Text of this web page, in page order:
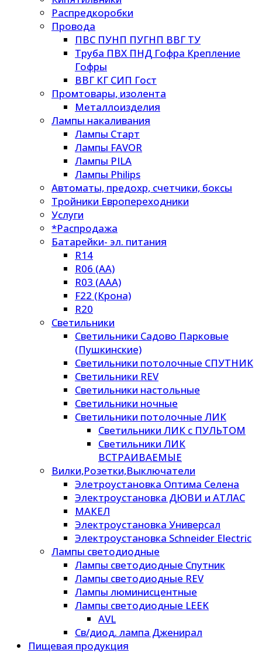
Распредкоробки
Провода
ПВС ПУНП ПУГНП ВВГ ТУ
Труба ПВХ ПНД Гофра Крепление
Гофры
ВВГ КГ СИП Гост
Промтовары, изолента
Металлоизделия
Лампы накаливания
Лампы Старт
Лампы FAVOR
Лампы PILA
Лампы Philips
Автоматы, предохр, счетчики, боксы
Тройники Европереходники
Услуги
*Распродажа
Батарейки- эл. питания
R14
R06 (AA)
R03 (AAA)
F22 (Крона)
R20
Светильники
Светильники Садово Парковые
(Пушкинские)
Светильники потолочные СПУТНИК
Светильники REV
Светильники настольные
Светильники ночные
Светильники потолочные ЛИК
Светильники ЛИК с ПУЛЬТОМ
Светильники ЛИК
ВСТРАИВАЕМЫЕ
Вилки,Розетки,Выключатели
Элетроустановка Оптима Селена
Электроустановка ДЮВИ и АТЛАС
МАКЕЛ
Электроустановка Универсал
Электроустановка Schneider Electric
Лампы светодиодные
Лампы светодиодные Спутник
Лампы светодиодные REV
Лампы люминисцентные
Лампы светодиодные LEEK
AVL
Св/диод. лампа Дженирал
Пищевая продукция